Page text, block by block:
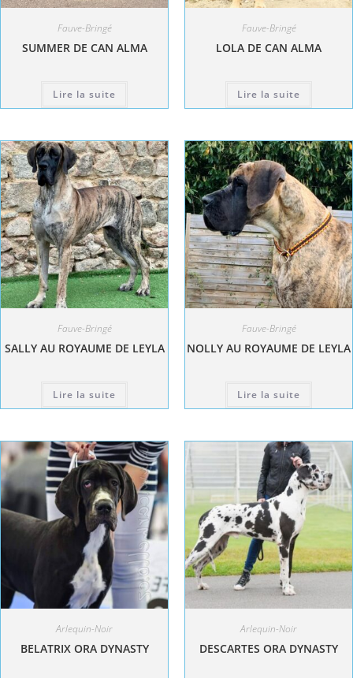
Fauve-Bringé
SUMMER DE CAN ALMA
Lire la suite
Fauve-Bringé
LOLA DE CAN ALMA
Lire la suite
Fauve-Bringé
SALLY AU ROYAUME DE LEYLA
Lire la suite
Fauve-Bringé
NOLLY AU ROYAUME DE LEYLA
Lire la suite
Arlequin-Noir
BELATRIX ORA DYNASTY
Arlequin-Noir
DESCARTES ORA DYNASTY